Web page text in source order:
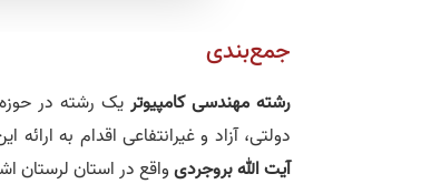
جمع‌بندی
رشته مهندسی کامپیوتریک رشته در حوزه
دولتی، آزاد و غیرانتفاعی اقدام به
آیت الله بروجردیواقع در استان لرستان